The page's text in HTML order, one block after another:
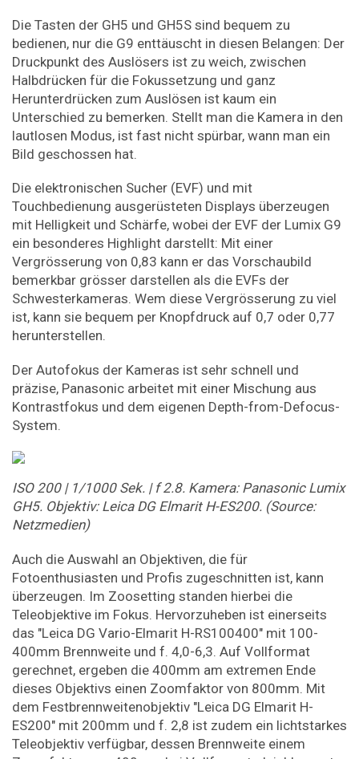
Die Tasten der GH5 und GH5S sind bequem zu
bedienen, nur die G9 enttäuscht in diesen Belangen: Der
Druckpunkt des Auslösers ist zu weich, zwischen
Halbdrücken für die Fokussetzung und ganz
Herunterdrücken zum Auslösen ist kaum ein
Unterschied zu bemerken. Stellt man die Kamera in den
lautlosen Modus, ist fast nicht spürbar, wann man ein
Bild geschossen hat.
Die elektronischen Sucher (EVF) und mit
Touchbedienung ausgerüsteten Displays überzeugen
mit Helligkeit und Schärfe, wobei der EVF der Lumix G9
ein besonderes Highlight darstellt: Mit einer
Vergrösserung von 0,83 kann er das Vorschaubild
bemerkbar grösser darstellen als die EVFs der
Schwesterkameras. Wem diese Vergrösserung zu viel
ist, kann sie bequem per Knopfdruck auf 0,7 oder 0,77
herunterstellen.
Der Autofokus der Kameras ist sehr schnell und
präzise, Panasonic arbeitet mit einer Mischung aus
Kontrastfokus und dem eigenen Depth-from-Defocus-
System.
ISO 200 | 1/1000 Sek. | f 2.8. Kamera: Panasonic Lumix
GH5. Objektiv: Leica DG Elmarit H-ES200. (Source:
Netzmedien)
Auch die Auswahl an Objektiven, die für
Fotoenthusiasten und Profis zugeschnitten ist, kann
überzeugen. Im Zoosetting standen hierbei die
Teleobjektive im Fokus. Hervorzuheben ist einerseits
das "Leica DG Vario-Elmarit H-RS100400" mit 100-
400mm Brennweite und f. 4,0-6,3. Auf Vollformat
gerechnet, ergeben die 400mm am extremen Ende
dieses Objektivs einen Zoomfaktor von 800mm. Mit
dem Festbrennweitenobjektiv "Leica DG Elmarit H-
ES200" mit 200mm und f. 2,8 ist zudem ein lichtstarkes
Teleobjektiv verfügbar, dessen Brennweite einem